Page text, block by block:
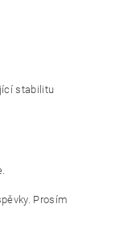
stabilitu
Prosím